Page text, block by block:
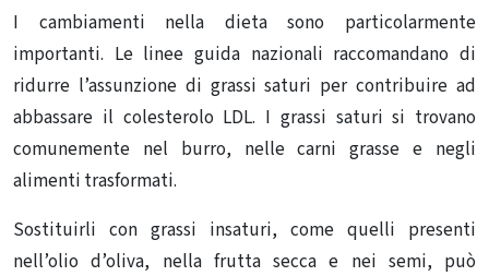
I cambiamenti nella dieta sono particolarmente
importanti. Le linee guida nazionali raccomandano di
ridurre l’assunzione di grassi saturi per contribuire ad
abbassare il colesterolo LDL. I grassi saturi si trovano
comunemente nel burro, nelle carni grasse e negli
alimenti trasformati.
Sostituirli con grassi insaturi, come quelli presenti
nell’olio d’oliva, nella frutta secca e nei semi, può